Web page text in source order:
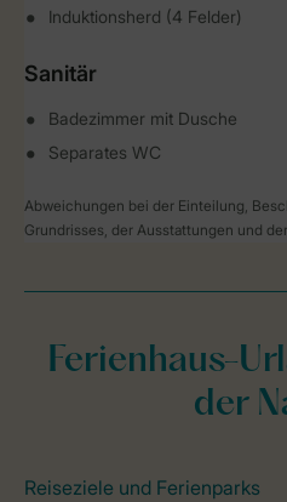
Induktionsherd (4 Felder)
Sanitär
Badezimmer mit Dusche
Separates WC
Abweichungen bei der Einteilung,
Grundrisses, der Ausstattungen und
Ferienhaus-
der
Reiseziele und Ferienparks